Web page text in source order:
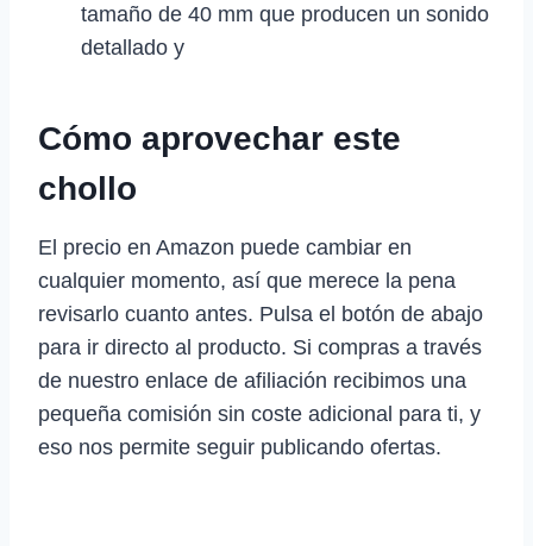
tamaño de 40 mm que producen un sonido
detallado y
Cómo aprovechar este
chollo
El precio en Amazon puede cambiar en
cualquier momento, así que merece la pena
revisarlo cuanto antes. Pulsa el botón de abajo
para ir directo al producto. Si compras a través
de nuestro enlace de afiliación recibimos una
pequeña comisión sin coste adicional para ti, y
eso nos permite seguir publicando ofertas.